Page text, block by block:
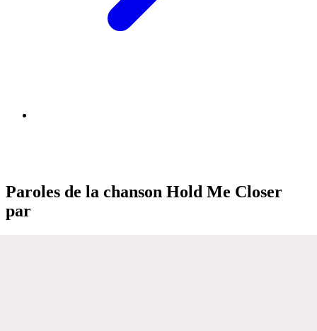
Paroles de la chanson Hold Me Closer
par